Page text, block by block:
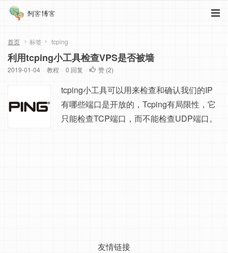
首页 标签 tcping
利用tcping小工具检查VPS是否被墙
2019-01-04 · 教程 · 0 回复 · 赞 (2)
tcping小工具可以用来检查和确认我们的IP
有哪些端口是开放的，Tcping有局限性，它
只能检查TCP端口，而不能检查UDP端口。
友情链接